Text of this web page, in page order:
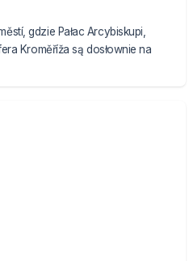
gdzie Pałac Arcybiskupi,
Kroměříža są dosłownie na